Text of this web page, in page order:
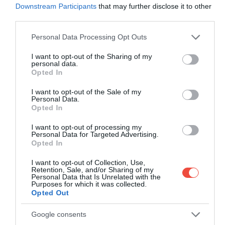
Downstream Participants that may further disclose it to other
Please note that this website/app uses one or more Google
not limited to your visit or usage behaviour. You may click to
grant or deny consent to Google and its third-party tags to
use your data for below specified purposes in below Google
consent section.
Personal Data Processing Opt Outs
I want to opt-out of the Sharing of my
personal data.
Opted In
I want to opt-out of the Sale of my
Personal Data.
Opted In
I want to opt-out of processing my
Personal Data for Targeted Advertising.
Opted In
I want to opt-out of Collection, Use,
Retention, Sale, and/or Sharing of my
Personal Data that Is Unrelated with the
Purposes for which it was collected.
Opted Out
Google consents
Egyeurós házak a Cinque Terre közelében: két
falu is új lakókat keres Liguriában
részén és Szicíliában található, az északi vidékek…